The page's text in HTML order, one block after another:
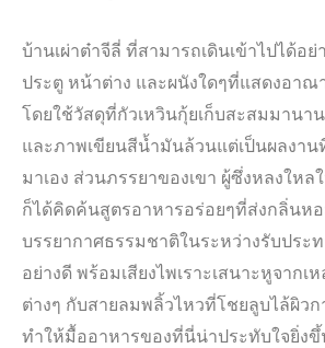
บ้านเผ่าต๋าจีลี่ ที่สามารถเดินเข้าไปได้อย่
ประตู หน้าต่าง และผนังใดๆที่แสดงอาณ
โดยใช้วัสดุที่กัวเหวินกุ้ยเก็บสะสมมานา
และภาพเขียนสีน้ำมันล้วนแต่เป็นผลงาน
มาเอง ส่วนภรรยาของเขา ผู้ซึ่งหลงใหล
ก็ได้คิดค้นสูตรอาหารอร่อยๆที่ส่งกลิ่นห
บรรยากาศธรรมชาติในระหว่างรับประ
อย่างดี พร้อมเสียงไพเราะเสนาะหูจากเ
ต่างๆ กับสายลมพลิ้วไหวที่โชยลูบไล้ผิว
ทำให้มื้ออาหารของที่นี่น่าประทับใจยิ่ง